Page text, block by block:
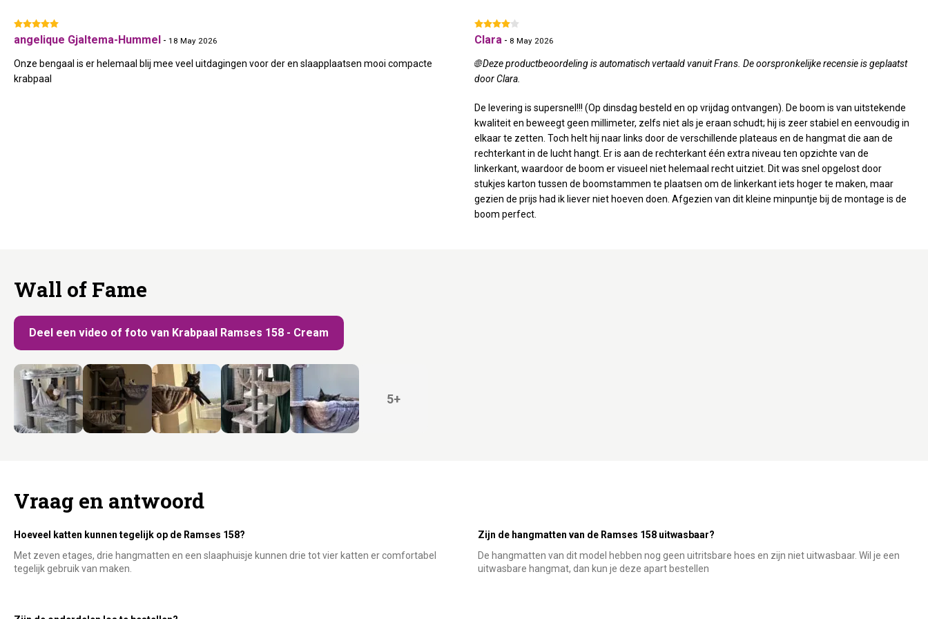
angelique Gjaltema-Hummel - 18 May 2026
Onze bengaal is er helemaal blij mee veel uitdagingen voor der en slaapplaatsen mooi compacte
krabpaal
Clara - 8 May 2026
🌐 Deze productbeoordeling is automatisch vertaald vanuit Frans. De oorspronkelijke recensie is geplaatst
door Clara.
De levering is supersnel!!! (Op dinsdag besteld en op vrijdag ontvangen). De boom is van uitstekende
kwaliteit en beweegt geen millimeter, zelfs niet als je eraan schudt; hij is zeer stabiel en eenvoudig in
elkaar te zetten. Toch helt hij naar links door de verschillende plateaus en de hangmat die aan de
rechterkant in de lucht hangt. Er is aan de rechterkant één extra niveau ten opzichte van de
linkerkant, waardoor de boom er visueel niet helemaal recht uitziet. Dit was snel opgelost door
stukjes karton tussen de boomstammen te plaatsen om de linkerkant iets hoger te maken, maar
gezien de prijs had ik liever niet hoeven doen. Afgezien van dit kleine minpuntje bij de montage is de
boom perfect.
Wall of Fame
Deel een video of foto van Krabpaal Ramses 158 - Cream
5+
Vraag en antwoord
Hoeveel katten kunnen tegelijk op de Ramses 158?
Met zeven etages, drie hangmatten en een slaaphuisje kunnen drie tot vier katten er comfortabel
tegelijk gebruik van maken.
Zijn de hangmatten van de Ramses 158 uitwasbaar?
De hangmatten van dit model hebben nog geen uitritsbare hoes en zijn niet uitwasbaar. Wil je een
uitwasbare hangmat, dan kun je deze apart bestellen